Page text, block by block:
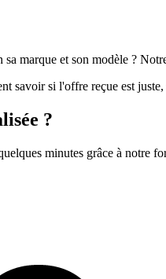
marque et son modèle ?
savoir si l'offre reçue est
?
minutes grâce à notre